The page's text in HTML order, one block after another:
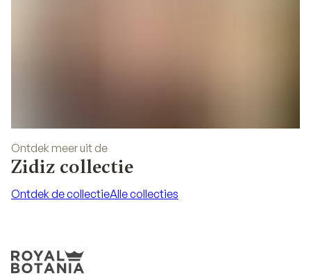
Ontdek meer uit de
Zidiz collectie
Ontdek de collectieAlle collecties